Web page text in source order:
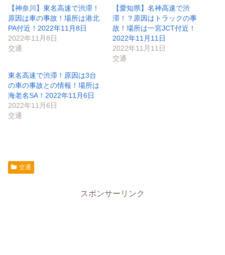
【神奈川】東名高速で渋滞！
原因は車の事故！場所は港北
PA付近！2022年11月8日
2022年11月8日
交通
【愛知県】名神高速で渋
滞！？原因はトラックの事
故！場所は一宮JCT付近！
2022年11月11日
2022年11月11日
交通
東名高速で渋滞！原因は3台
の車の事故との情報！場所は
海老名SA！2022年11月6日
2022年11月6日
交通
交通
スポンサーリンク